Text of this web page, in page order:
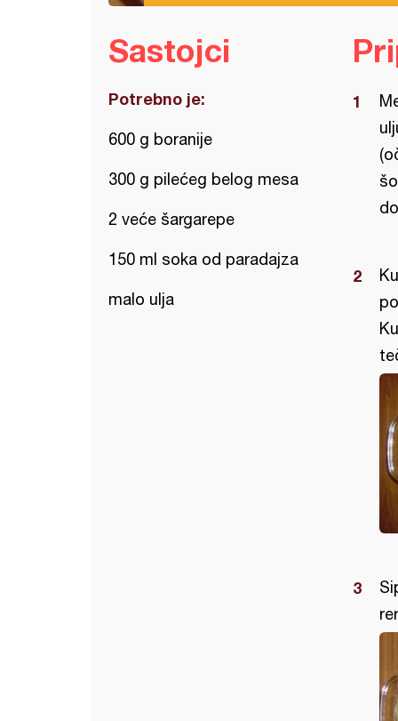
Sastojci
Potrebno je:
600 g boranije
300 g pilećeg belog mesa
2 veće šargarepe
150 ml soka od paradajza
malo ulja